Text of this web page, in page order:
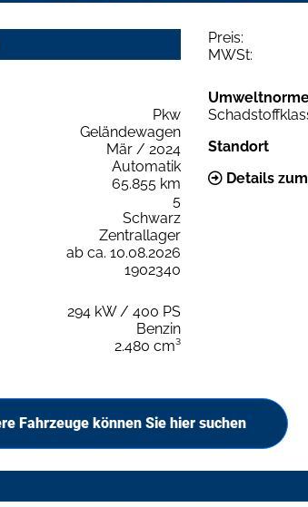
Preis:
MWSt:
Pkw
Geländewagen
Mär / 2024
Automatik
65.855 km
5
Schwarz
Zentrallager
ab ca. 10.08.2026
1902340
294 kW / 400 PS
Benzin
2.480 cm³
Standort
Details
Fahrzeuge können Sie hier suchen